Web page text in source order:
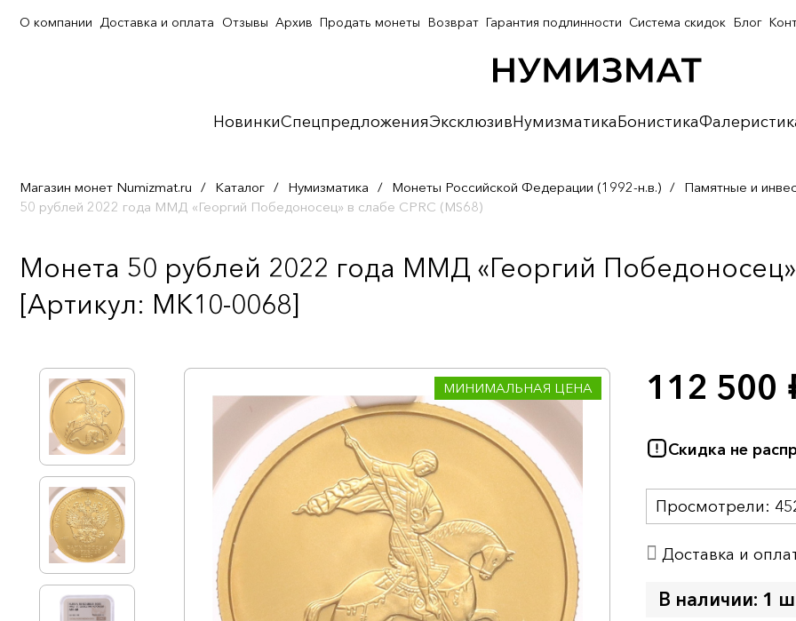
НовинкиСпецпредложенияЭксклюзивНумизматикаБонистика
О компании Доставка и оплата Отзывы Архив Продать монеты Возврат Гарантия подлинности Система скидок Блог
Магазин монет Numizmat.ru / Каталог / Нумизматика / Монеты Российской Федерации (1992-н.в.) / Памятные и
50 рублей 2022 года ММД «Георгий Победоносец» в слабе CPRC (MS68)
Монета 50 рублей 2022 года ММД «Георгий Победоносец»
[Артикул: MK10-0068]
МИНИМАЛЬНАЯ ЦЕНА 112 500
Скидка не
Просмотрели:
Доставка и
В наличии: 1